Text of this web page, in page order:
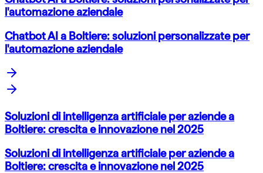
l'automazione aziendale
Chatbot AI a Boltiere: soluzioni personalizzate per
l'automazione aziendale
Soluzioni di intelligenza artificiale per aziende a
Boltiere: crescita e innovazione nel 2025
Soluzioni di intelligenza artificiale per aziende a
Boltiere: crescita e innovazione nel 2025